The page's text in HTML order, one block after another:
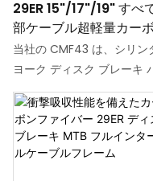
29ER 15"/17"/19" すべ
部ケーブル超軽量カー
ファイバーディスクブ
キスルーアクスル MTB
当社の CMF43 は、シリン
ヨーク ディスク ブレーキ
ジョンを備えた超軽量の完
部配線マウンテン バイク フ
ームです。 17インチ塗装済
レームの重量はわずか860G